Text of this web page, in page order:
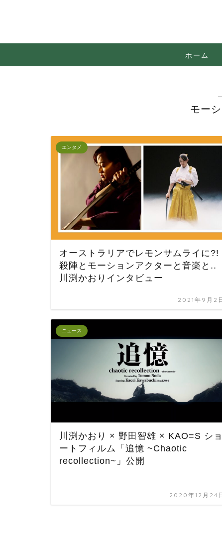
ホーム
モー
エンタメ
オーストラリアでレモンサムライに?!
殺陣とモーションアクターと音楽と..
川渕かおりインタビュー
2021年9月2
ニュース
川渕かおり × 野田智雄 × KAO=S ショ
ートフィルム「追憶 ~Chaotic
recollection~」公開
2020年12月24